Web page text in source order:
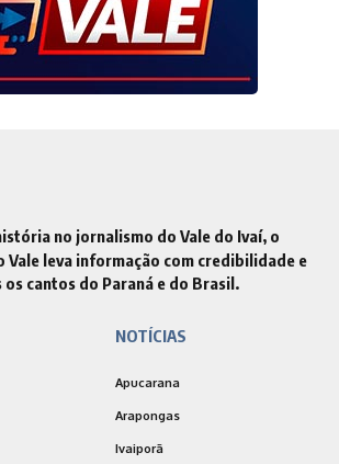
no jornalismo do Vale do Ivaí, o
Vale leva informação com credibilidade e
cantos do Paraná e do Brasil.
NOTÍCIAS
Apucarana
Arapongas
Ivaiporã